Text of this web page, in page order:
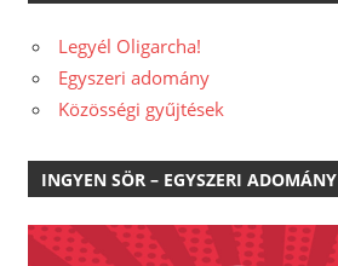
Legyél Oligarcha!
Egyszeri adomány
Közösségi gyűjtések
INGYEN SÖR – EGYSZERI ADOMÁNY